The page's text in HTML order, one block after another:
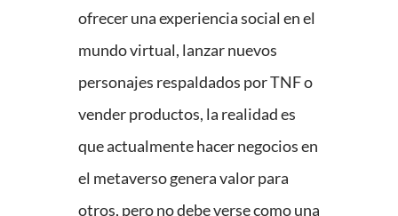
ofrecer una experiencia social en el
mundo virtual, lanzar nuevos
personajes respaldados por TNF o
vender productos, la realidad es
que actualmente hacer negocios en
el metaverso genera valor para
otros, pero no debe verse como una